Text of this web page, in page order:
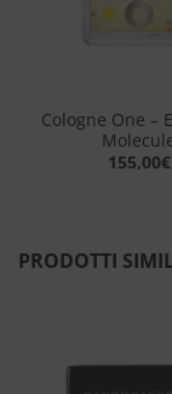
Cologne One –
155,00€
PRODOTTI